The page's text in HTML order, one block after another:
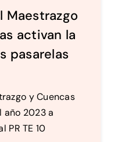
Maestrazgo
activan la
pasarelas
y Cuencas
año 2023 a
PR TE 10